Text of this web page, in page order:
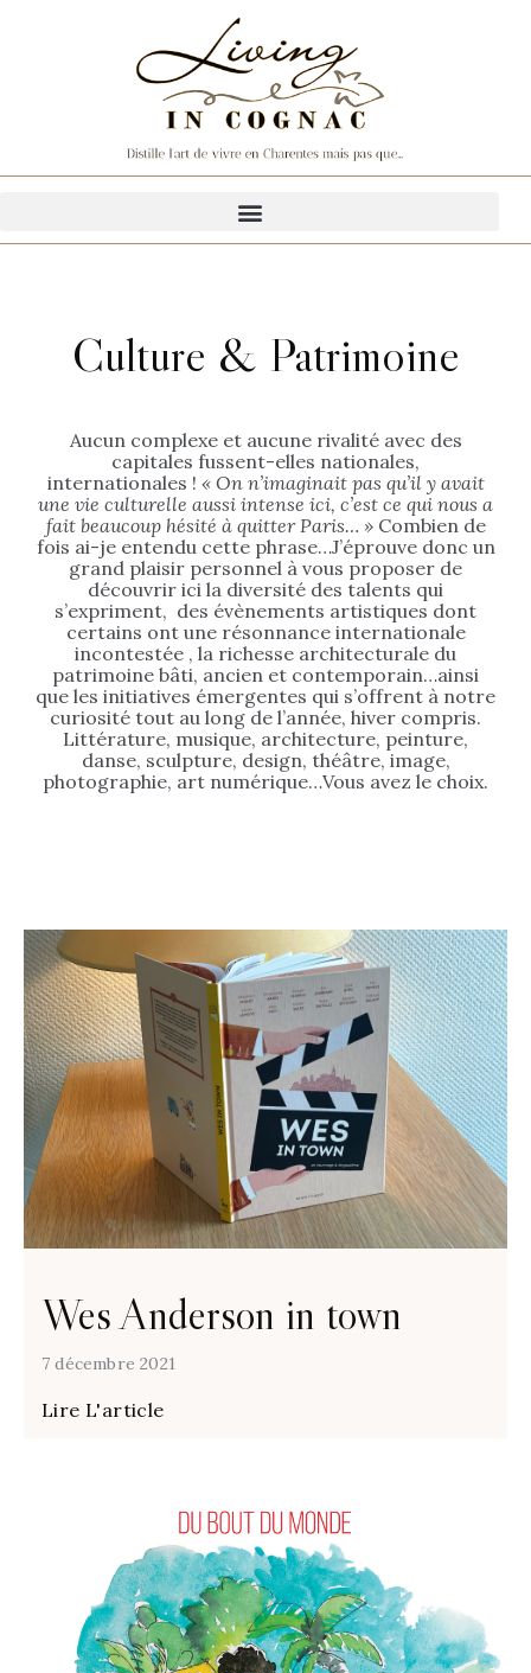
Culture & Patrimoine
Aucun complexe et aucune rivalité avec des
capitales fussent-elles nationales,
internationales ! « On n’imaginait pas qu’il y avait
une vie culturelle aussi intense ici, c’est ce qui nous a
fait beaucoup hésité à quitter Paris… » Combien de
fois ai-je entendu cette phrase…J’éprouve donc un
grand plaisir personnel à vous proposer de
découvrir ici la diversité des talents qui
s’expriment, des évènements artistiques dont
certains ont une résonnance internationale
incontestée , la richesse architecturale du
patrimoine bâti, ancien et contemporain…ainsi
que les initiatives émergentes qui s’offrent à notre
curiosité tout au long de l’année, hiver compris.
Littérature, musique, architecture, peinture,
danse, sculpture, design, théâtre, image,
photographie, art numérique…Vous avez le choix.
Wes Anderson in town
7 décembre 2021
Lire L'article